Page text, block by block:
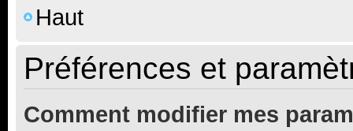
Haut
Préférences et
Comment modifier mes